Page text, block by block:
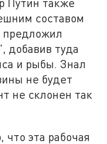
Путин также
составом
предложил
добавив туда
и рыбы. Знал
не будет
не склонен так
эта рабочая